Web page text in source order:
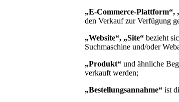
„E-Commerce-Plattform“,
den Verkauf zur Verfügung
„Website“, „Site“ bezieht
Suchmaschine und/oder
„Produkt“ und ähnliche
verkauft werden;
„Bestellungsannahme“ ist